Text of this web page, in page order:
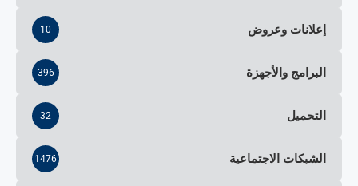
إعلانات وعروض 10
البرامج والأجهزة 396
التحميل 32
الشبكات الاجتماعية 1476